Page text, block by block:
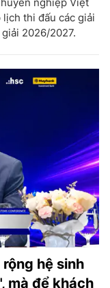
nghiệp Việt
lịch thi đấu các giải
2026/2027.
rộng hệ sinh
mà để khách